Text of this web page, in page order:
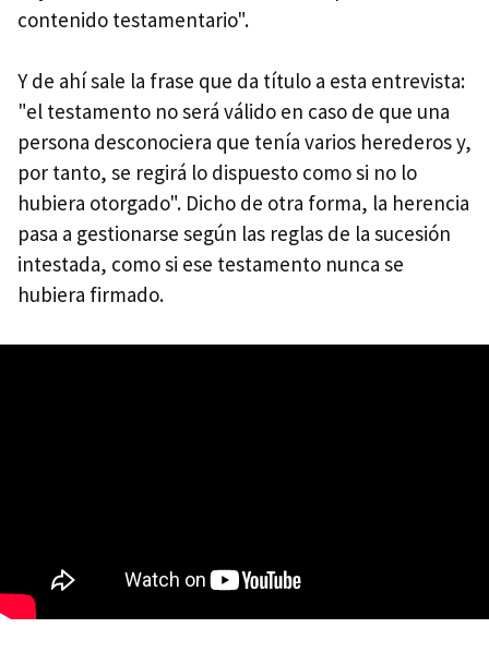
contenido testamentario".
Y de ahí sale la frase que da título a esta entrevista:
"el testamento no será válido en caso de que una
persona desconociera que tenía varios herederos y,
por tanto, se regirá lo dispuesto como si no lo
hubiera otorgado". Dicho de otra forma, la herencia
pasa a gestionarse según las reglas de la sucesión
intestada, como si ese testamento nunca se
hubiera firmado.